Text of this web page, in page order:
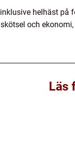
helhäst
och
Läs